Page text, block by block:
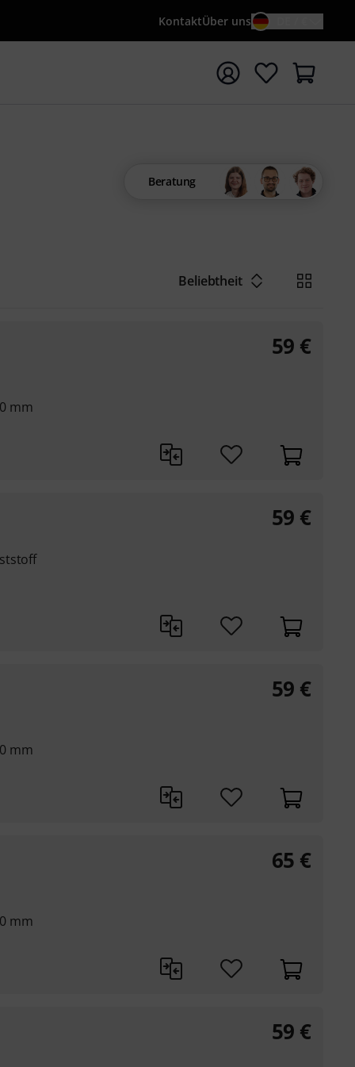
KontaktÜber uns
mit Suchwort {searchTerm} starten
Beratung
Beliebtheit
mm
59 €
59 €
mm
59 €
mm
65 €
59 €